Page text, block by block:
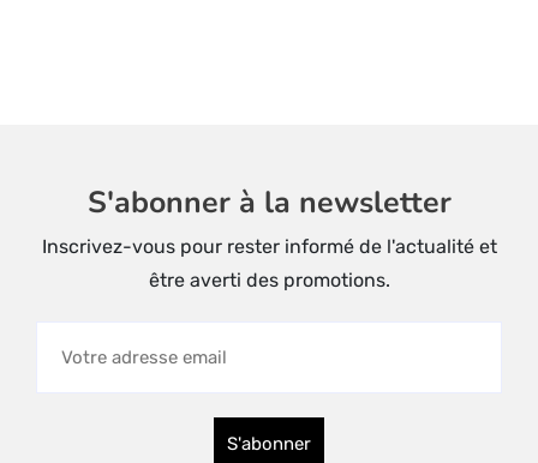
S'abonner à la newsletter
Inscrivez-vous pour rester informé de l'actualité et
être averti des promotions.